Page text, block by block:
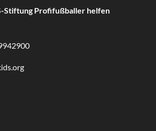
Stiftung Profifußballer helfen